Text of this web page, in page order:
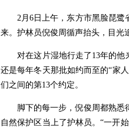
2月6日上午，东方市黑脸琵鹭
来。护林员倪俊周循声抬头，目光
对在这片湿地行走了13年的他来
还是每年冬天那批如约而至的“家
们之间的第13个约定。
脚下的每一步，倪俊周都熟悉得
自然保护区当上了护林员。“一开